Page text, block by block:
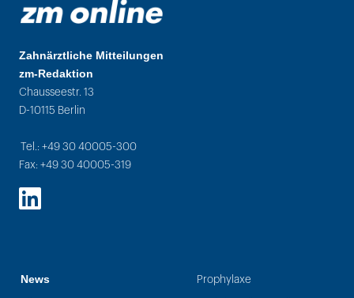
Zahnärztliche Mitteilungen
zm-Redaktion
Chausseestr. 13
D-10115 Berlin
Tel.: +49 30 40005-300
Fax: +49 30 40005-319
LinkedIn
News Prophylaxe